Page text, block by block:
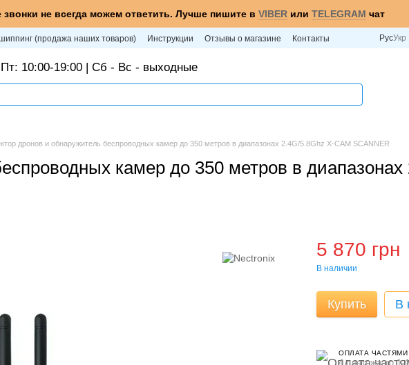
не всегда можем ответить. Лучше пишите в VIBER или TELEGRAM чат
(продажа наших товаров) Инструкции Отзывы о магазине Контакты РусУкр
10:00-19:00 | Сб - Вс - выходные
дронов и обнаружитель беспроводных камер до 350 метров в диапазонах 2.4G/5.8Ghz X-CAM SCANNER
камер до 350 метров в
5 870 грн
В наличии
Купить В
ОПЛАТА ЧАСТЯМИ
4 платежа по 1